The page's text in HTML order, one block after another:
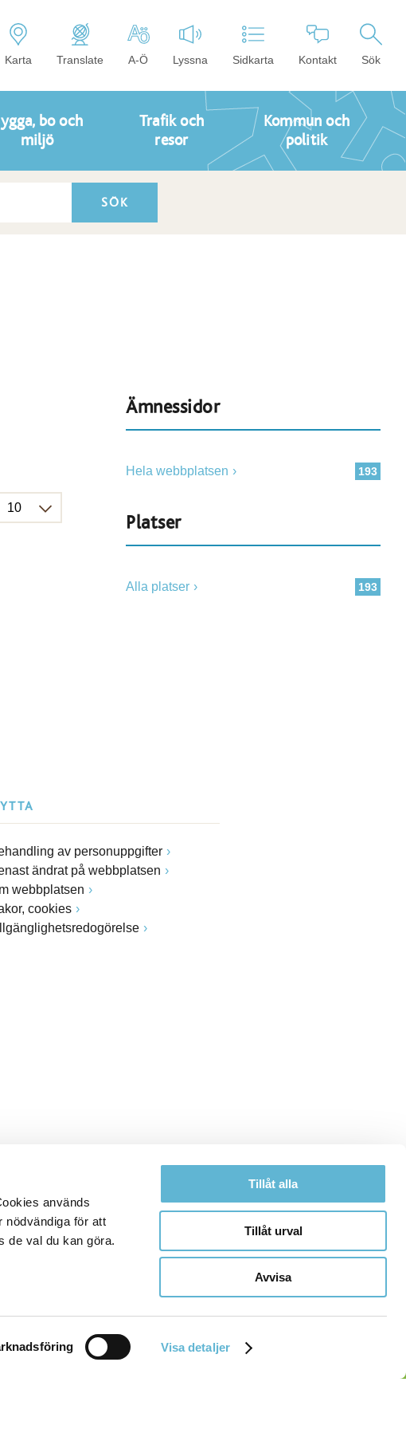
används
för att
de val du kan göra.
Visa detaljer
Tillåt alla
Tillåt urval
Avvisa
Karta Translate A-Ö Lyssna Sidkarta Kontakt Sök
bo och
miljö
Trafik och
resor
Kommun och
politik
Ämnessidor
193
Hela webbplatsen
Platser
193
Alla platser
av personuppgifter
ändrat på webbplatsen
webbplatsen
cookies